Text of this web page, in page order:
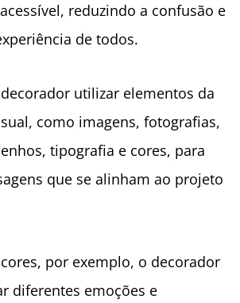
reduzindo a confusão e
de todos.
utilizar elementos da
como imagens, fotografias,
tipografia e cores, para
que se alinham ao projeto
por exemplo, o decorador
diferentes emoções e